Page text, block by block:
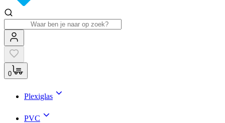
0
Plexiglas
PVC